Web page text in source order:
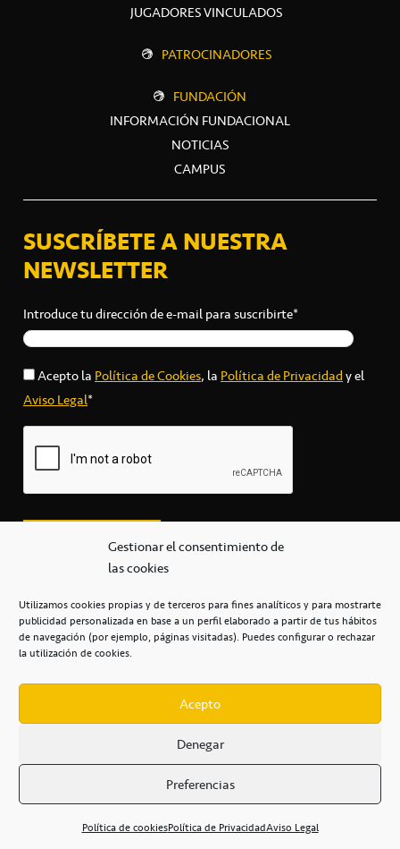
Gestionar el consentimiento de
las cookies
Utilizamos cookies propias y de terceros para fines analíticos y para mostrarte
publicidad personalizada en base a un perfil elaborado a partir de tus hábitos
de navegación (por ejemplo, páginas visitadas). Puedes configurar o rechazar
la utilización de cookies.
Acepto
Denegar
Preferencias
Política de cookiesPolítica de PrivacidadAviso Legal
JUGADORES VINCULADOS
PATROCINADORES
FUNDACIÓN
INFORMACIÓN FUNDACIONAL
NOTICIAS
CAMPUS
SUSCRÍBETE A NUESTRA
NEWSLETTER
Introduce tu dirección de e-mail para suscribirte*
Acepto laPolítica de Cookies, laPolítica de Privacidady el
Aviso Legal*
secretaria@cbcanarias.es
+34 922 253 684
Casa del Deporte / 38108 – La Laguna
POLÍTICA DE PRIVACIDAD / POLÍTICA DE COOKIES /
AVISO LEGAL / CONDICIONES